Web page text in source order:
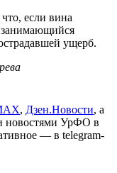
если вина
занимающийся
ущерб.
, Дзен.Новости, а
новостями УрФО в
— в telegram-